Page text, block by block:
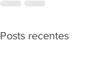
Posts recentes